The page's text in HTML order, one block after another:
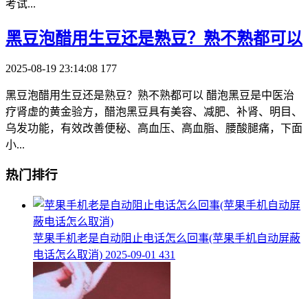
考试...
​黑豆泡醋用生豆还是熟豆？熟不熟都可以
2025-08-19 23:14:08 177
黑豆泡醋用生豆还是熟豆？熟不熟都可以 醋泡黑豆是中医治
疗肾虚的黄金验方，醋泡黑豆具有美容、减肥、补肾、明目、
乌发功能，有效改善便秘、高血压、高血脂、腰酸腿痛，下面
小...
热门排行
​苹果手机老是自动阻止电话怎么回事(苹果手机自动屏蔽
电话怎么取消) 2025-09-01 431